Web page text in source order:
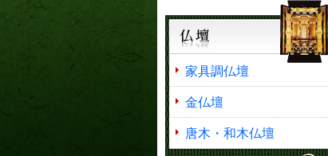
家具調仏壇
金仏壇
唐木・和木仏壇